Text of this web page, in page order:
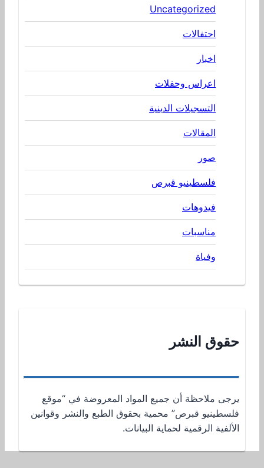
Uncategorized
احتفالات
اخبار
اعراس وحفلات
التسجيلات الدينية
المقالات
صور
فلسطينيو قبرص
فيدوهات
مناسبات
وفياة
حقوق النشر
يرجى ملاحظة أن جميع المواد المعروضة في “موقع
فلسطينيو قبرص” محمية بحقوق الطبع والنشر وقوانين
الألفية الرقمية لحماية البيانات.